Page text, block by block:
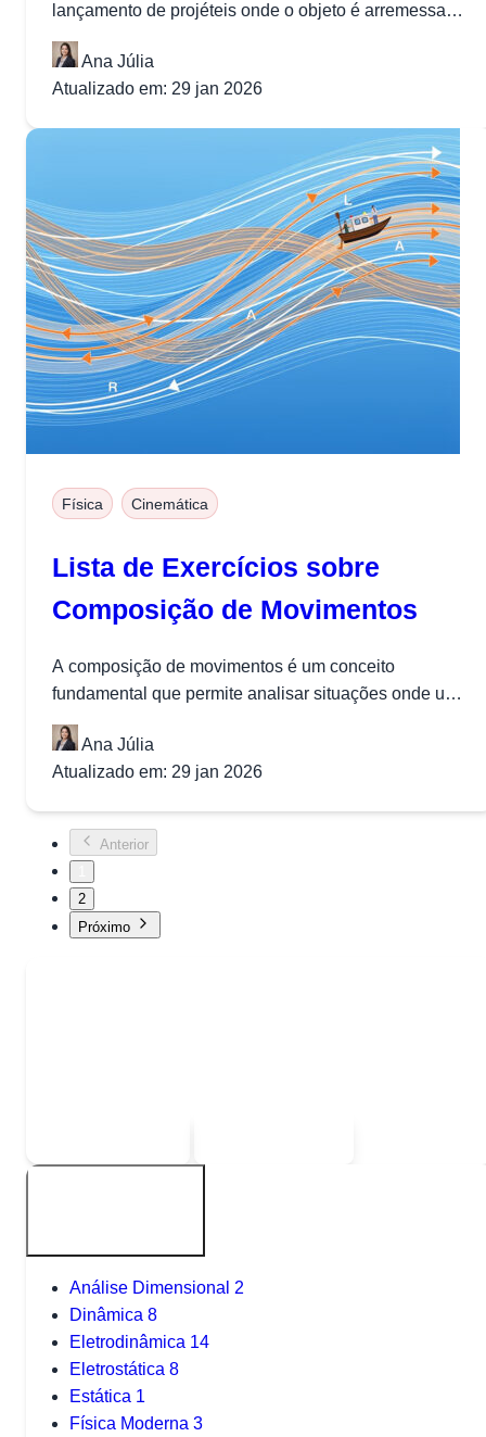
lançamento de projéteis onde o objeto é arremessado
horizontalmente de uma certa...
Ana Júlia
Atualizado em: 29 jan 2026
Física Cinemática
Lista de Exercícios sobre
Composição de Movimentos
A composição de movimentos é um conceito
fundamental que permite analisar situações onde um
corpo realiza dois ou mais movimentos...
Ana Júlia
Atualizado em: 29 jan 2026
Anterior
2
Próximo
Análise Dimensional 2
Dinâmica 8
Eletrodinâmica 14
Eletrostática 8
Estática 1
Física Moderna 3